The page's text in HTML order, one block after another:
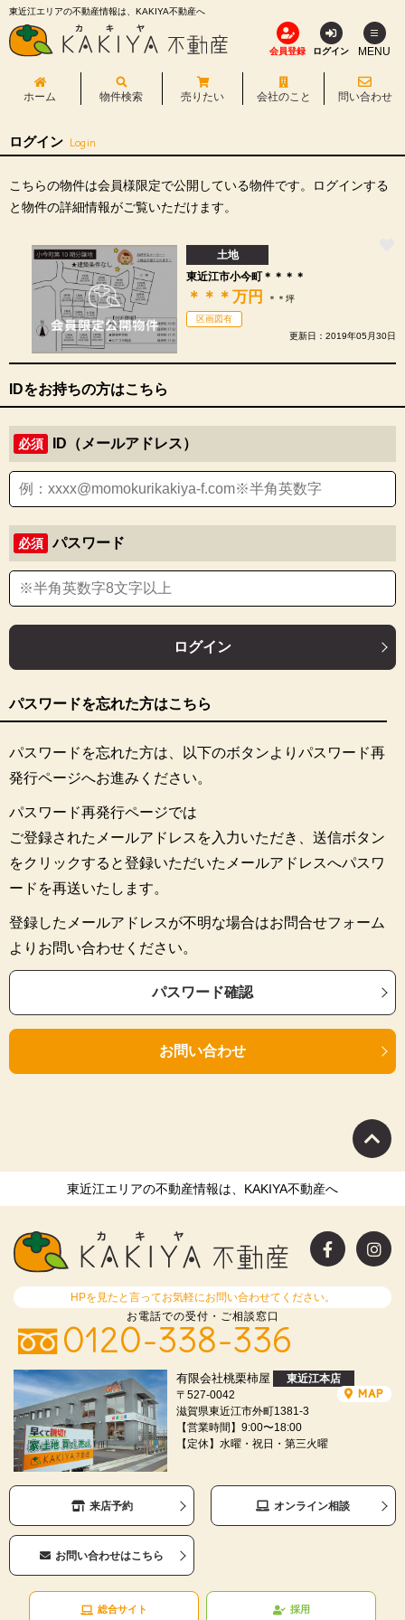
東近江エリアの不動産情報は、KAKIYA不動産へ
会員登録 ログイン MENU
ホーム 物件検索 売りたい 会社のこと 問い合わせ
ログイン Login
こちらの物件は会員様限定で公開している物件です。ログインする
と物件の詳細情報がご覧いただけます。
土地
東近江市小今町＊＊＊＊
＊＊＊万円
＊＊坪
区画図有
更新日：2019年05月30日
IDをお持ちの方はこちら
必須 ID（メールアドレス）
必須 パスワード
ログイン
パスワードを忘れた方はこちら
パスワードを忘れた方は、以下のボタンよりパスワード再
発行ページへお進みください。
パスワード再発行ページでは
ご登録されたメールアドレスを入力いただき、送信ボタン
をクリックすると登録いただいたメールアドレスへパスワ
ードを再送いたします。
登録したメールアドレスが不明な場合はお問合せフォーム
よりお問い合わせください。
パスワード確認
お問い合わせ
東近江エリアの不動産情報は、KAKIYA不動産へ
HPを見たと言ってお気軽にお問い合わせてください。
お電話での受付・ご相談窓口
0120-338-336
有限会社桃栗柿屋
東近江本店
〒527-0042
滋賀県東近江市外町1381-3
【営業時間】9:00〜18:00
【定休】水曜・祝日・第三火曜
MAP
来店予約 オンライン相談
お問い合わせはこちら
総合サイト 採用